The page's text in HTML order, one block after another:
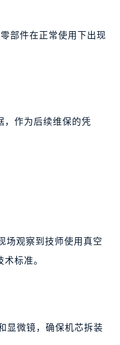
部件在正常使用下出现
，作为后续维保的凭
场观察到技师使用真空
标准。
显微镜，确保机芯拆装